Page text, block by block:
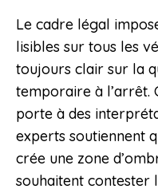
Le cadre légal
lisibles sur tous les
toujours clair sur la
temporaire à l’arrêt.
porte à des
experts soutiennent
crée une zone
souhaitent contester